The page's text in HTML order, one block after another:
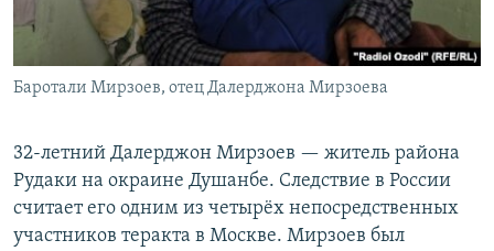
Баротали Мирзоев, отец Далерджона Мирзоева
32-летний Далерджон Мирзоев — житель района
Рудаки на окраине Душанбе. Следствие в России
считает его одним из четырёх непосредственных
участников теракта в Москве. Мирзоев был